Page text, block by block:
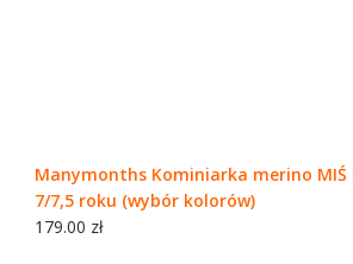
Manymonths Kominiarka merino
7/7,5 roku (wybór kolorów)
179.00 zł